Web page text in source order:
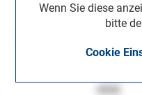
Wenn Sie diese
bitte
Cookie